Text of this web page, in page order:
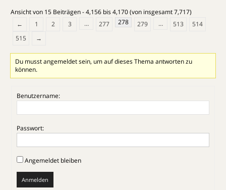
Ansicht von 15 Beiträgen - 4,156 bis 4,170 (von insgesamt 7,717)
←
1 2 3 … 277 278 279 … 513
514
515
→
Du musst angemeldet sein, um auf dieses Thema antworten zu
können.
Benutzername:
Passwort:
Angemeldet bleiben
Anmelden